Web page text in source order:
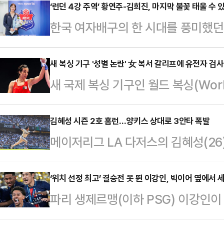
와의 홈경기에 9번 유격수로 선발
2타점 2득점을 기록했다.커리어 최
서 볼넷으로 출루한 김혜성은 2회
8-0으로 앞선 2사 2루에서 타석에
렌트 헤드릭을 상대로 8구째까지
트…
‘런던 4강 주역’ 황연주-김희진, 마지막 불꽃 태울 수
한국 여자배구의 한 시대를 풍미
10년 넘게 정들었던 소속팀을 떠나
연주는 새 시즌 한국도로공사, 김희
두 선수 모두 쉽지 않은 선택을 했
있다.한국도로공사의 유니폼을 입
년 신인드래프트 1라운드 2순위로
대건설에서 활약했다. 지난 시즌까
다.2010년 IBK…
새 복싱 기구 '성별 논란' 女 복서 칼리프에 유전자 검
새 국제 복싱 기구인 월드 복싱
복싱 66㎏급 금메달리스트 이마네
요구했다.1일 AP통신에 따르면 국
종목 관장 자격을 잠정적으로 얻은
수에게 성별 검사를 의무화하면서
수 있게 됐다.월드 복싱은 "칼리프
열릴 복싱 컵을 포함한 향후 대회에
할 것…
김혜성 시즌 2호 홈런…양키스 상대로 3안타 폭발
메이저리그 LA 다저스의 김혜성
을 기록했다.김혜성은 1일(한국시
리그’ 뉴욕 양키스와의 홈경기에 9
서 볼넷으로 출루한 김혜성은 2회
8-0으로 앞선 2사 2루에서 타석에
‘위치 선정 최고’ 결승전 못 뛴 이강인, 빅이어 옆에서
파리 생제르맹(이하 PSG) 이강인
치 선정으로 우승 세리머니를 함께